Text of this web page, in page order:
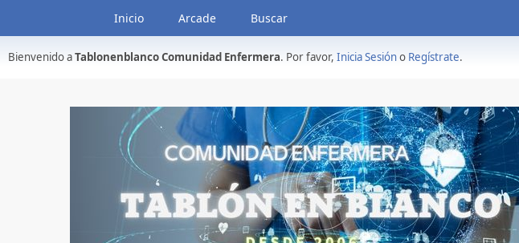
Inicio Arcade Buscar
Bienvenido aTablonenblanco Comunidad Enfermera. Por favor, Inicia Sesióno Regístrate.